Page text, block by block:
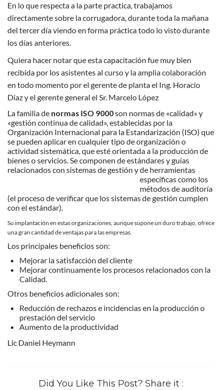
En lo que respecta a la parte practica, trabajamos
directamente sobre lacorrugadora, durante toda la mañana
del tercer día viendo en forma práctica todo lo visto durante
los días anteriores.
Quiera hacer notar que esta capacitación fue muy bien
recibida por los asistentes al curso y la amplia colaboración
en todo momento por el gerente de planta el Ing. Horacio
Díaz y el gerente general el Sr. Marcelo López
La familia de normas ISO 9000son normas de «calidad» y
«gestión continua de calidad», establecidas por la
Organización Internacional para la Estandarización (ISO) que
se pueden aplicar en cualquier tipo de organización o
actividad sistemática, que esté orientada a la producción de
bienes o servicios. Se componen de estándares y guías
relacionados con sistemas de gestión y de herramientas
específicas como los
métodos de auditoría
(el proceso de verificar que los sistemas de gestión cumplen
con el estándar).
Su implantación en estas organizaciones, aunque supone un duro trabajo, ofrece
una gran cantidad de ventajas para las empresas.
Los principales beneficios son:
Mejorar la satisfacción del cliente
Mejorar continuamente los procesos relacionados con la
Calidad.
Otros beneficios adicionales son:
Reducción de rechazos e incidencias en la producción o
prestación del servicio
Aumento de la productividad
Lic Daniel Heymann
Did You Like This Post? Share it :